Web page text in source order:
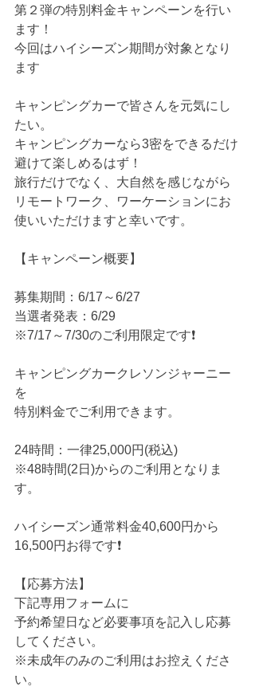
第２弾の特別料金キャンペーンを行い
ます！
今回はハイシーズン期間が対象となり
ます
キャンピングカーで皆さんを元気にし
たい。
キャンピングカーなら3密をできるだけ
避けて楽しめるはず！
旅行だけでなく、大自然を感じながら
リモートワーク、ワーケーションにお
使いいただけますと幸いです。
【キャンペーン概要】
募集期間：6/17～6/27
当選者発表：6/29
※7/17～7/30のご利用限定です❗️
キャンピングカークレソンジャーニー
を
特別料金でご利用できます。
24時間：一律25,000円(税込)
※48時間(2日)からのご利用となりま
す。
ハイシーズン通常料金40,600円から
16,500円お得です❗️
【応募方法】
下記専用フォームに
予約希望日など必要事項を記入し応募
してください。
※未成年のみのご利用はお控えくださ
い。